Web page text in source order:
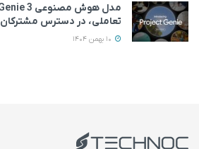
تعاملی، در دسترس مشترکان AI Ultra قرار گرفت